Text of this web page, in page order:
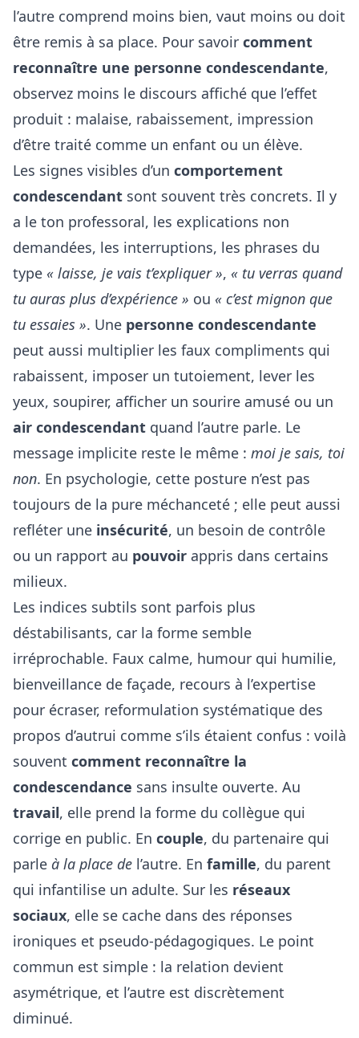
l’autre comprend moins bien, vaut moins ou doit
être remis à sa place. Pour savoir comment
reconnaître une personne condescendante,
observez moins le discours affiché que l’effet
produit : malaise, rabaissement, impression
d’être traité comme un enfant ou un élève.
Les signes visibles d’un comportement
condescendant sont souvent très concrets. Il y
a le ton professoral, les explications non
demandées, les interruptions, les phrases du
type « laisse, je vais t’expliquer », « tu verras quand
tu auras plus d’expérience » ou « c’est mignon que
tu essaies ». Une personne condescendante
peut aussi multiplier les faux compliments qui
rabaissent, imposer un tutoiement, lever les
yeux, soupirer, afficher un sourire amusé ou un
air condescendant quand l’autre parle. Le
message implicite reste le même : moi je sais, toi
non. En psychologie, cette posture n’est pas
toujours de la pure méchanceté ; elle peut aussi
refléter une insécurité, un besoin de contrôle
ou un rapport au pouvoir appris dans certains
milieux.
Les indices subtils sont parfois plus
déstabilisants, car la forme semble
irréprochable. Faux calme, humour qui humilie,
bienveillance de façade, recours à l’expertise
pour écraser, reformulation systématique des
propos d’autrui comme s’ils étaient confus : voilà
souvent comment reconnaître la
condescendance sans insulte ouverte. Au
travail, elle prend la forme du collègue qui
corrige en public. En couple, du partenaire qui
parle à la place de l’autre. En famille, du parent
qui infantilise un adulte. Sur les réseaux
sociaux, elle se cache dans des réponses
ironiques et pseudo-pédagogiques. Le point
commun est simple : la relation devient
asymétrique, et l’autre est discrètement
diminué.